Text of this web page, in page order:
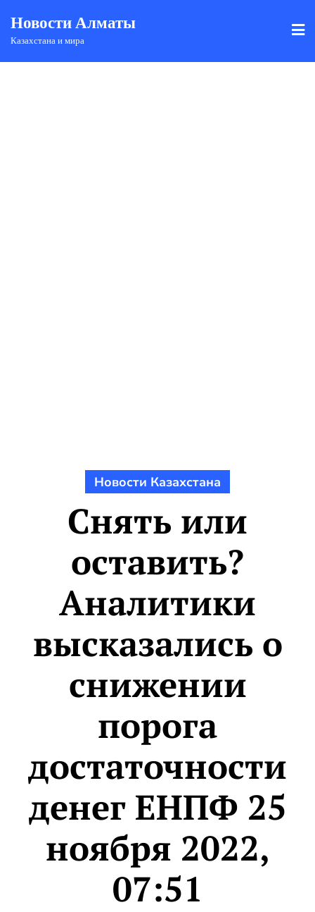
Новости Алматы
Казахстана и мира
Новости Казахстана
Снять или
оставить?
Аналитики
высказались о
снижении
порога
достаточности
денег ЕНПФ 25
ноября 2022,
07:51